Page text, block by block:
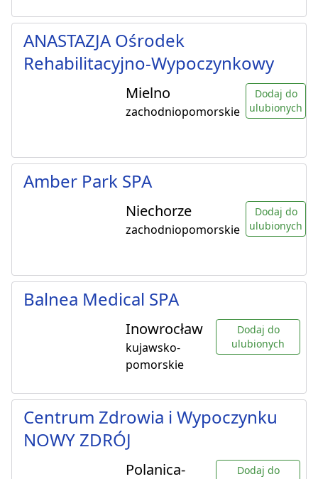
ANASTAZJA Ośrodek
Rehabilitacyjno-Wypoczynkowy
Mielno
zachodniopomorskie
Dodaj do
ulubionych
Amber Park SPA
Niechorze
zachodniopomorskie
Dodaj do
ulubionych
Balnea Medical SPA
Inowrocław
kujawsko-
pomorskie
Dodaj do
ulubionych
Centrum Zdrowia i Wypoczynku
NOWY ZDRÓJ
Polanica-
Dodaj do